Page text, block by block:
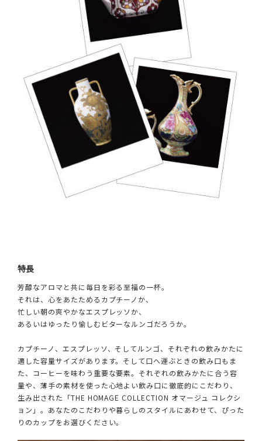
特長
芳醇なアロマと共に毎日を彩る至福の一杯。
それは、心をあたためるカプチーノか、
忙しい朝の爽やかなエスプレッソか、
あるいはゆったり愉しむビターなルンゴだろうか。
カプチーノ、エスプレッソ、そしてルンゴ、それぞれの飲みかたに
適した容量サイズがあります。そして口へ運ぶときの飲み口もま
た、コーヒーを味わう重要な要素。それぞれの飲みかたに合う容
量や、薄手の素材を使った心地よい飲み口に徹底的にこだわり、
生み出された「THE HOMAGE COLLECTION オマージュ コレクシ
ョン」。あなたのこだわりや暮らしのスタイルにあわせて、ぴった
りのカップをお選びください。